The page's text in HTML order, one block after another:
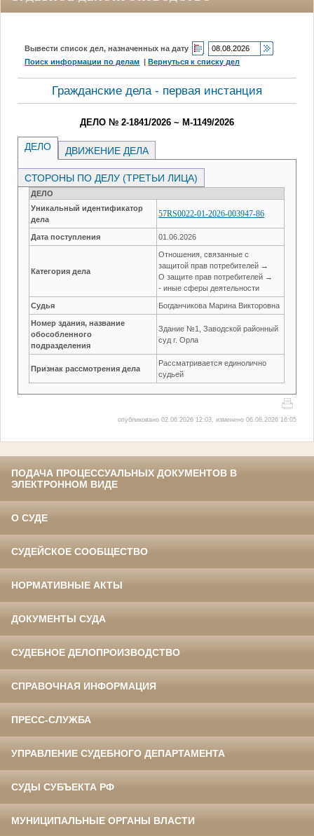
Вывести список дел, назначенных на дату
Поиск информации по делам |Вернуться к списку дел
Гражданские дела - первая инстанция
ДЕЛО № 2-1841/2026 ~ М-1149/2026
ДЕЛО ДВИЖЕНИЕ ДЕЛА
СТОРОНЫ ПО ДЕЛУ (ТРЕТЬИ ЛИЦА)
ДЕЛО
Уникальный идентификатор
дела
57RS0022-01-2026-003947-86
Дата поступления 01.06.2026
Категория дела
Отношения, связанные с
защитой прав потребителей →
О защите прав потребителей →
- иные сферы деятельности
Судья Богданчикова Марина Викторовна
Номер здания, название
обособленного
подразделения
Здание №1, Заводской районный
суд г. Орла
Признак рассмотрения дела
Рассматривается единолично
судьей
опубликовано 02.06.2026 12:03, изменено 06.08.2026 16:05
ПОДАЧА ПРОЦЕССУАЛЬНЫХ ДОКУМЕНТОВ В
ЭЛЕКТРОННОМ ВИДЕ
О СУДЕ
СУДЕЙСКОЕ СООБЩЕСТВО
НОРМАТИВНЫЕ АКТЫ
ДОКУМЕНТЫ СУДА
СУДЕБНОЕ ДЕЛОПРОИЗВОДСТВО
СПРАВОЧНАЯ ИНФОРМАЦИЯ
ПРЕСС-СЛУЖБА
УПРАВЛЕНИЕ СУДЕБНОГО ДЕПАРТАМЕНТА
СУДЫ СУБЪЕКТА РФ
МУНИЦИПАЛЬНЫЕ ОРГАНЫ ВЛАСТИ